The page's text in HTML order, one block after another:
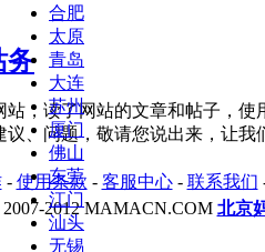
合肥
太原
青岛
大连
苏州
厦门
佛山
东莞
江门
汕头
无锡
务
站，读了网站的文章和帖子，
议、问题，敬请您说出来，让
- 使用条款 - 客服中心- 联系我们
2012 MAMACN.COM 北京